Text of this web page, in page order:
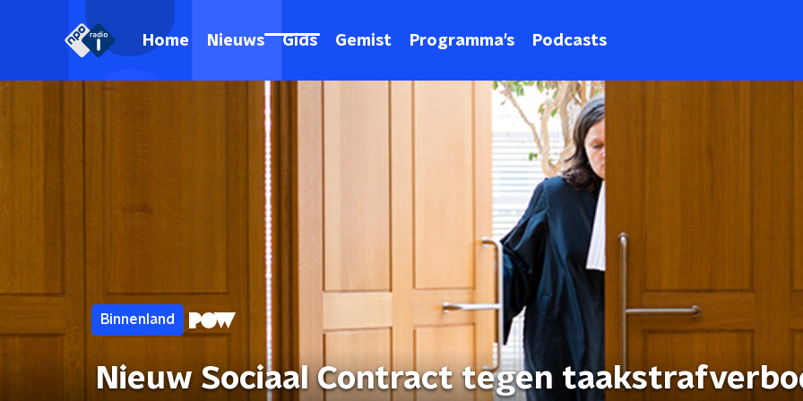
Home Nieuws Gids Gemist Programma's Podcasts
Binnenland
Nieuw Sociaal Contract tegen